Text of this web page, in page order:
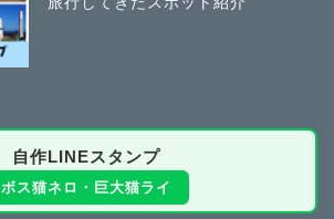
自作LINEスタンプ
ボス猫ネロ・巨大猫ライ